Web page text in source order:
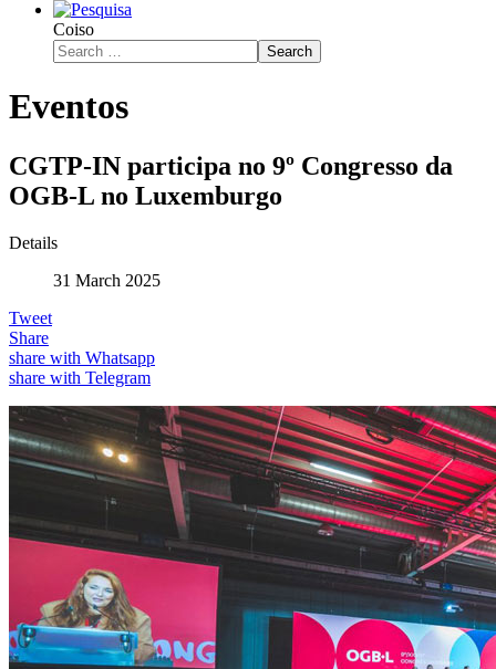
Coiso
Search
Eventos
CGTP-IN participa no 9º Congresso da
OGB-L no Luxemburgo
Details
31 March 2025
Tweet
Share
share with Whatsapp
share with Telegram